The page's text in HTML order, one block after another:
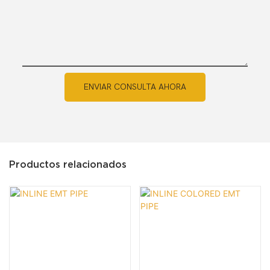
ENVIAR CONSULTA AHORA
Productos relacionados